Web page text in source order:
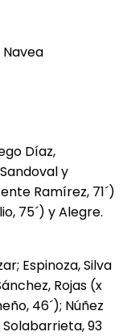
Díaz,
y
Ramírez, 71´)
75´) y Alegre.
Espinoza, Silva
Rojas (x
46´); Núñez
Solabarrieta, 93